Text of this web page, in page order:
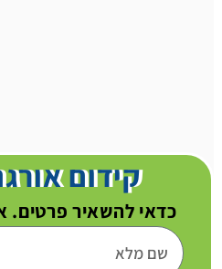
קידום
כדאי להשאיר פרטים.